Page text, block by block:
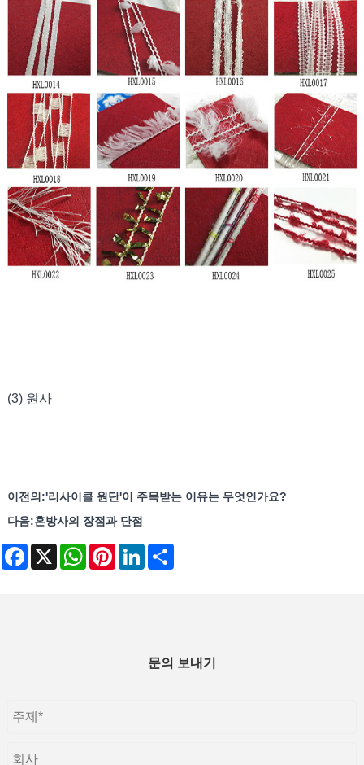
(3) 원사
이전의:'리사이클 원단'이 주목받는 이유는 무엇인가요?
다음:혼방사의 장점과 단점
Facebook
X WhatsAppPinterestLinkedIn
문의 보내기